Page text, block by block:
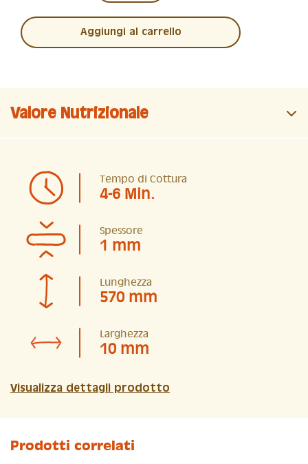
Aggiungi al carrello
Tempo di Cottura
4-6 Min.
Spessore
1 mm
Lunghezza
570 mm
Larghezza
10 mm
Visualizza dettagli prodotto
Valore Nutrizionale
Prodotti correlati